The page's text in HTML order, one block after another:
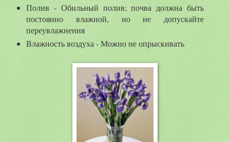
Полив - Обильный полив; почва должна быть
постоянно влажной, но не допускайте
переувлажнения
Влажность воздуха - Можно не опрыскивать